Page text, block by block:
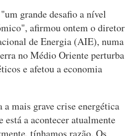
grande desafio a nível
afirmou ontem o diretor
de Energia (AIE), numa
no Médio Oriente perturba
e afetou a economia
mais grave crise energética
está a acontecer atualmente
tínhamos razão. Os